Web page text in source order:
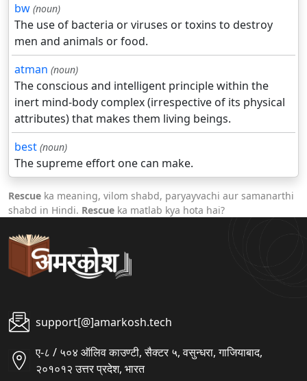
bw (noun)
The use of bacteria or viruses or toxins to destroy
men and animals or food.
atman (noun)
The conscious and intelligent principle within the
inert mind-body complex (irrespective of its physical
attributes) that makes them living beings.
best (noun)
The supreme effort one can make.
Rescue ka meaning, vilom shabd, paryayvachi aur samanarthi
shabd in Hindi. Rescue ka matlab kya hota hai?
support[@]amarkosh.tech
ए-८ / ५०४ ऑलिव काउण्टी, सैक्टर ५, वसुन्धरा, गाजियाबाद,
२०१०१२ उत्तर प्रदेश, भारत